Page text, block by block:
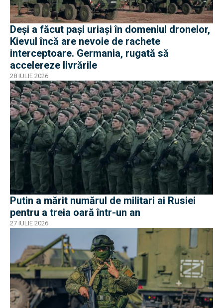
Deși a făcut pași uriași în domeniul dronelor,
Kievul încă are nevoie de rachete
interceptoare. Germania, rugată să
accelereze livrările
28 IULIE 2026
Putin a mărit numărul de militari ai Rusiei
pentru a treia oară într-un an
27 IULIE 2026